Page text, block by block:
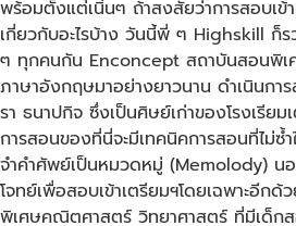
พร้อมตั้งแต่เนิ่นๆ ถ้าสงสัยว่าการสอบเ
เกี่ยวกับอะไรบ้าง วันนี้พี่ ๆ Highskill ก็
ๆ ทุกคนกัน Enconcept สถาบันสอนพิเ
ภาษาอังกฤษมาอย่างยาวนาน ดำเนินก
รา ธนาปกิจ ซึ่งเป็นศิษย์เก่าของโรงเรีย
การสอนของที่นี่จะมีเทคนิคการสอนที่ไม่ซ้
จำคำศัพย์เป็นหมวดหมู่ (Memolody) น
โจทย์เพื่อสอบเข้าเตรียมฯโดยเฉพาะอีก
พิเศษคณิตศาสตร์ วิทยาศาสตร์ ที่มีเด็ก